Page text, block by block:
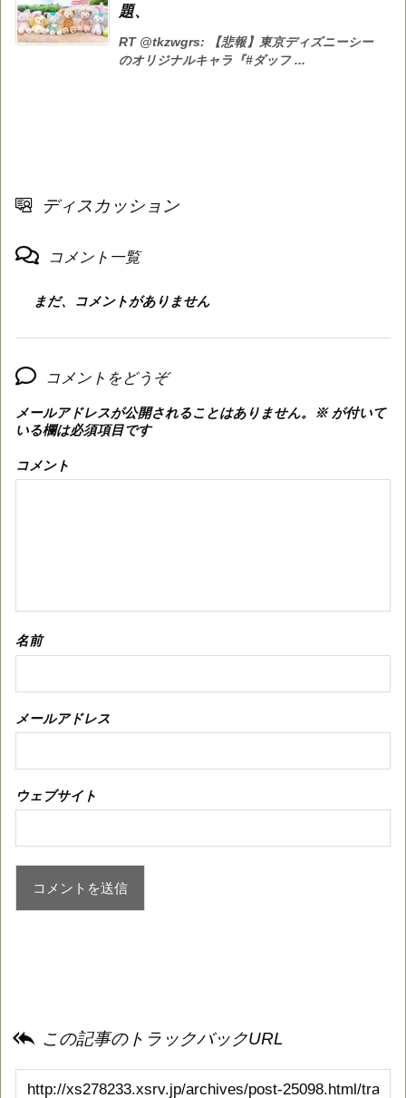
題、
RT @tkzwgrs: 【悲報】東京ディズニーシー
のオリジナルキャラ『#ダッフ ...
ディスカッション
コメント一覧
まだ、コメントがありません
コメントをどうぞ
メールアドレスが公開されることはありません。 ※が付いて
いる欄は必須項目です
コメント
名前
メールアドレス
ウェブサイト
 この記事のトラックバックURL